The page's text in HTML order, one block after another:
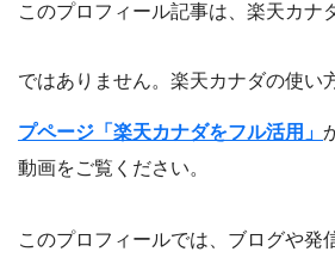
このプロフィール記事は、楽天カナ
ではありません。楽天カナダの使い
プページ「楽天カナダをフル活用」
動画をご覧ください。
このプロフィールでは、ブログや発